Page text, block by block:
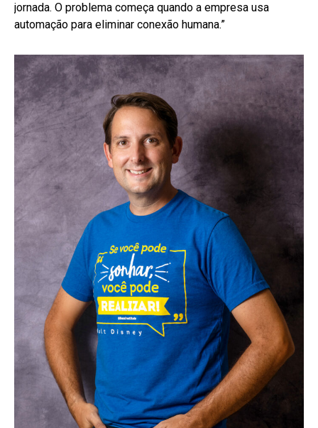
jornada. O problema começa quando a empresa usa
automação para eliminar conexão humana.”